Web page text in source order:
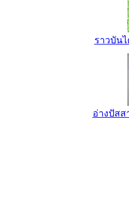
ราวบัน
อ่างปัสส